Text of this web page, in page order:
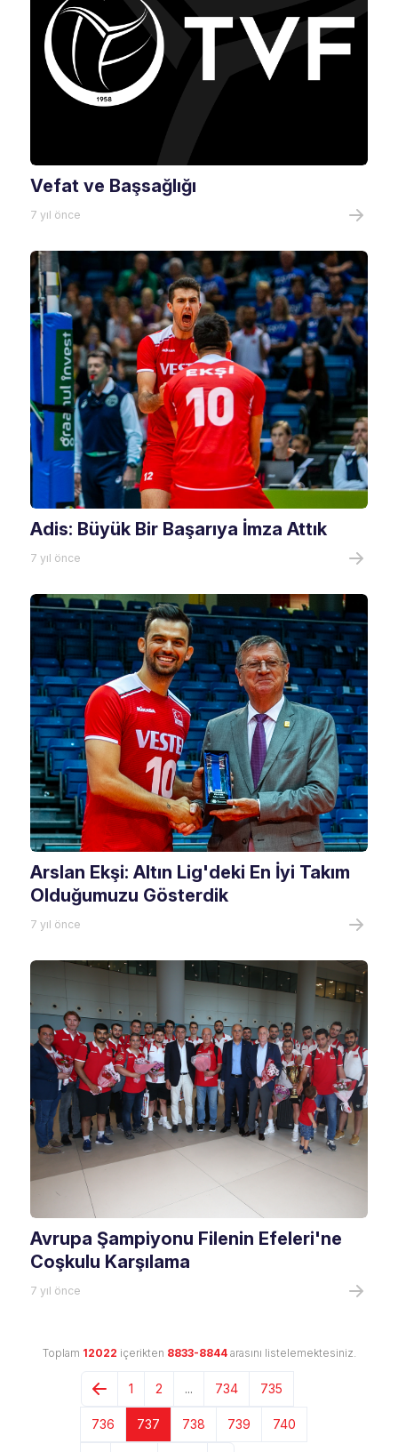
Vefat ve Başsağlığı
7 yıl önce
Adis: Büyük Bir Başarıya İmza Attık
7 yıl önce
Arslan Ekşi: Altın Lig'deki En İyi Takım
Olduğumuzu Gösterdik
7 yıl önce
Avrupa Şampiyonu Filenin Efeleri'ne
Coşkulu Karşılama
7 yıl önce
Toplam 12022 içerikten 8833-8844arasını listelemektesiniz.
1 2 ... 734 735
736 737 738 739 740